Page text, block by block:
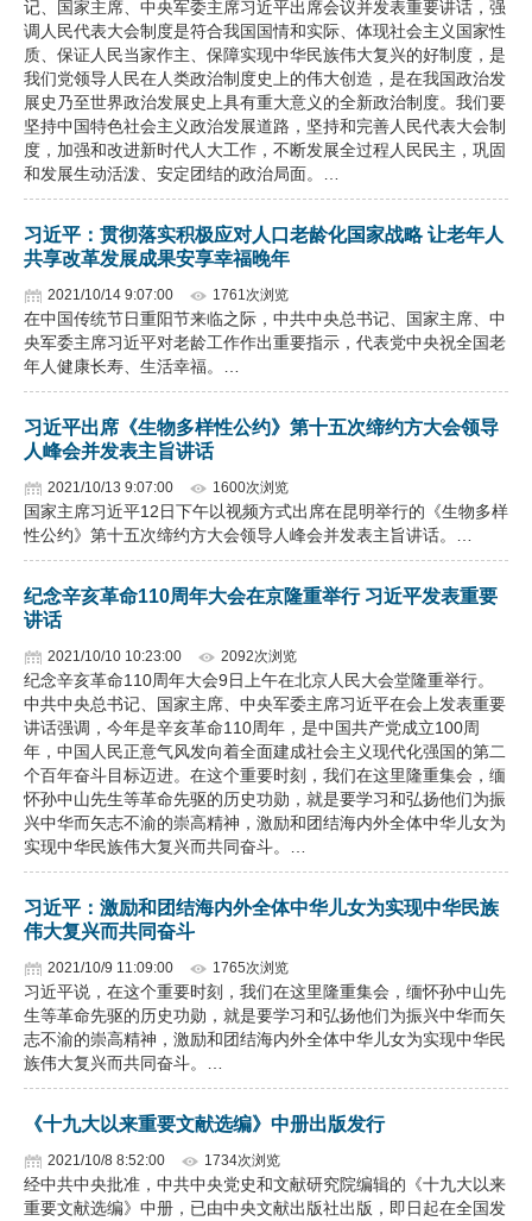
记、国家主席、中央军委主席习近平出席会议并发表重要讲话，强
调人民代表大会制度是符合我国国情和实际、体现社会主义国家性
质、保证人民当家作主、保障实现中华民族伟大复兴的好制度，是
我们党领导人民在人类政治制度史上的伟大创造，是在我国政治发
展史乃至世界政治发展史上具有重大意义的全新政治制度。我们要
坚持中国特色社会主义政治发展道路，坚持和完善人民代表大会制
度，加强和改进新时代人大工作，不断发展全过程人民民主，巩固
和发展生动活泼、安定团结的政治局面。…
习近平：贯彻落实积极应对人口老龄化国家战略 让老年人
共享改革发展成果安享幸福晚年
2021/10/14 9:07:00 1761次浏览
在中国传统节日重阳节来临之际，中共中央总书记、国家主席、中
央军委主席习近平对老龄工作作出重要指示，代表党中央祝全国老
年人健康长寿、生活幸福。…
习近平出席《生物多样性公约》第十五次缔约方大会领导
人峰会并发表主旨讲话
2021/10/13 9:07:00 1600次浏览
国家主席习近平12日下午以视频方式出席在昆明举行的《生物多样
性公约》第十五次缔约方大会领导人峰会并发表主旨讲话。…
纪念辛亥革命110周年大会在京隆重举行 习近平发表重要
讲话
2021/10/10 10:23:00 2092次浏览
纪念辛亥革命110周年大会9日上午在北京人民大会堂隆重举行。
中共中央总书记、国家主席、中央军委主席习近平在会上发表重要
讲话强调，今年是辛亥革命110周年，是中国共产党成立100周
年，中国人民正意气风发向着全面建成社会主义现代化强国的第二
个百年奋斗目标迈进。在这个重要时刻，我们在这里隆重集会，缅
怀孙中山先生等革命先驱的历史功勋，就是要学习和弘扬他们为振
兴中华而矢志不渝的崇高精神，激励和团结海内外全体中华儿女为
实现中华民族伟大复兴而共同奋斗。…
习近平：激励和团结海内外全体中华儿女为实现中华民族
伟大复兴而共同奋斗
2021/10/9 11:09:00 1765次浏览
习近平说，在这个重要时刻，我们在这里隆重集会，缅怀孙中山先
生等革命先驱的历史功勋，就是要学习和弘扬他们为振兴中华而矢
志不渝的崇高精神，激励和团结海内外全体中华儿女为实现中华民
族伟大复兴而共同奋斗。…
《十九大以来重要文献选编》中册出版发行
2021/10/8 8:52:00 1734次浏览
经中共中央批准，中共中央党史和文献研究院编辑的《十九大以来
重要文献选编》中册，已由中央文献出版社出版，即日起在全国发